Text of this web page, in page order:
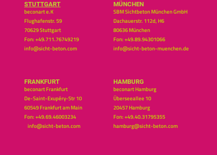
STUTTGART
beconart e.K
Flughafenstr. 59
70629 Stuttgart
Fon: +49.711.76749219
info@sicht-beton.com
MÜNCHEN
SBM Sichtbeton München GmbH
Dachauerstr. 112d, H6
80636 München
Fon: +49.89.94301066
info@sicht-beton-muenchen.de
FRANKFURT
beconart Frankfurt
De-Saint-Exupéry-Str 10
60549 Frankfurt am Main
Fon: +49.69.46003234
info@sicht-beton.com
HAMBURG
beconart Hamburg
Überseeallee 10
20457 Hamburg
Fon: +49.40.31795355
hamburg@sicht-beton.com